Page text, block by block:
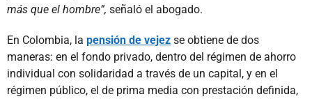
más que el hombre”, señaló el abogado.
En Colombia, la pensión de vejez se obtiene de dos
maneras: en el fondo privado, dentro del régimen de ahorro
individual con solidaridad a través de un capital, y en el
régimen público, el de prima media con prestación definida,